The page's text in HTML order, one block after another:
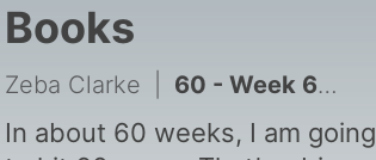
Books
Zeba Clarke 60 - Week 60 The Usefulness of the Useless
In about 60 weeks, I am going